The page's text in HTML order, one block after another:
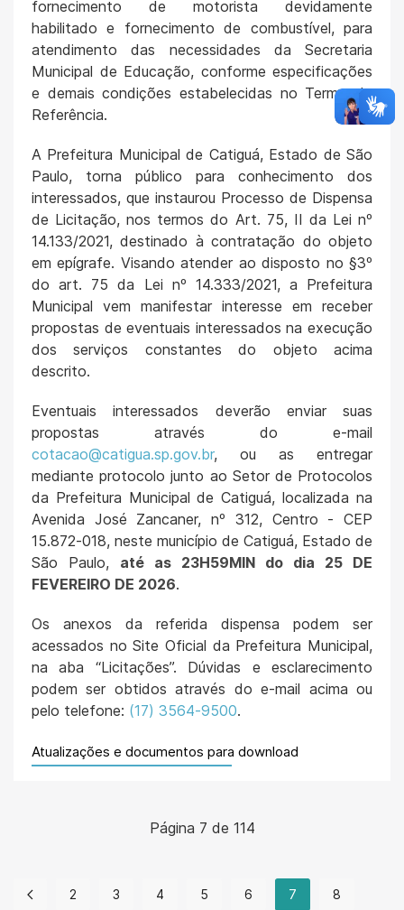
fornecimento de motorista devidamente
habilitado e fornecimento de combustível, para
atendimento das necessidades da Secretaria
Municipal de Educação, conforme especificações
e demais condições estabelecidas no Termo de
Referência.
A Prefeitura Municipal de Catiguá, Estado de São
Paulo, torna público para conhecimento dos
interessados, que instaurou Processo de Dispensa
de Licitação, nos termos do Art. 75, II da Lei nº
14.133/2021, destinado à contratação do objeto
em epígrafe. Visando atender ao disposto no §3º
do art. 75 da Lei nº 14.333/2021, a Prefeitura
Municipal vem manifestar interesse em receber
propostas de eventuais interessados na execução
dos serviços constantes do objeto acima
descrito.
Eventuais interessados deverão enviar suas
propostas através do e-mail
cotacao@catigua.sp.gov.br, ou as entregar
mediante protocolo junto ao Setor de Protocolos
da Prefeitura Municipal de Catiguá, localizada na
Avenida José Zancaner, nº 312, Centro - CEP
15.872-018, neste município de Catiguá, Estado de
São Paulo, até as 23H59MIN do dia 25 DE
FEVEREIRO DE 2026.
Os anexos da referida dispensa podem ser
acessados no Site Oficial da Prefeitura Municipal,
na aba “Licitações”. Dúvidas e esclarecimento
podem ser obtidos através do e-mail acima ou
pelo telefone: (17) 3564-9500.
Atualizações e documentos para download
Página 7 de 114
2 3 4 5 6 7 8